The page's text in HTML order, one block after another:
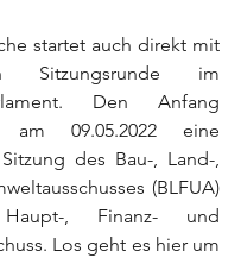
startet auch direkt mit
Sitzungsrunde im
Den Anfang
09.05.2022 eine
des Bau-, Land-,
(BLFUA)
, Finanz- und
Los geht es hier um